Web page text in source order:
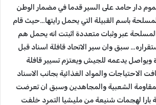
دار حامد على السير قدما في مضمار الوطن
باسم القبيلة التي يحمل رايتها…حيث قام
المسلحة عبر وثبات متعددة اثبتت انه يحمل هم
سبق وان سير الاتحاد قافلة اسناد قبل
ويواصل يدعمه للجيش ويعتزم تسيير قافلة
الاحتياجات والمواد الغذائية بجانب الاسناد
الشعبية والمجاهدين وسبق ان تعرضت
بارا لهجمات شنيعة من مليشيا التمرد خلفت